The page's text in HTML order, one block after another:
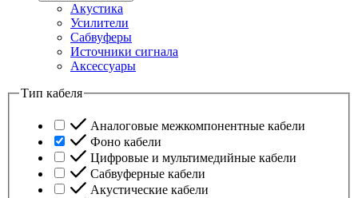
Акустика
Усилители
Сабвуферы
Источники сигнала
Аксессуары
Тип кабеля
Аналоговые межкомпонентные кабели
Фоно кабели
Цифровые и мультимедийные кабели
Сабвуферные кабели
Акустические кабели